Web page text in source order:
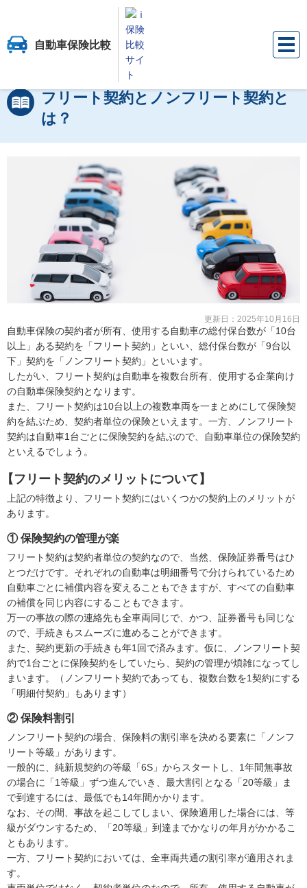
自動車保険比較
保険比較サイト『ｉ保険』 自動車保険比較 法人向け自動車保険のお役立
法人向け自動車保険お役立ち情報
フリート契約とノンフリート契約と
は？
更新日： 2025年10月16日
自動車保険の契約者が所有、使用する自動車の総付保台数が「10台
以上」ある契約を「フリート契約」といい、総付保台数が「9台以
下」契約を「ノンフリート契約」といいます。
したがい、フリート契約は自動車を複数台所有、使用する企業向け
の自動車保険契約となります。
また、フリート契約は10台以上の複数車両を一まとめにして保険契
約を結ぶため、契約者単位の保険といえます。一方、ノンフリート
契約は自動車1台ごとに保険契約を結ぶので、自動車単位の保険契約
といえるでしょう。
【フリート契約のメリットについて】
上記の特徴より、フリート契約にはいくつかの契約上のメリットが
あります。
① 保険契約の管理が楽
フリート契約は契約者単位の契約なので、当然、保険証券番号はひ
とつだけです。それぞれの自動車は明細番号で分けられているため
自動車ごとに補償内容を変えることもできますが、すべての自動車
の補償を同じ内容にすることもできます。
万一の事故の際の連絡先も全車両同じで、かつ、証券番号も同じな
ので、手続きもスムーズに進めることができます。
また、契約更新の手続きも年1回で済みます。仮に、ノンフリート契
約で1台ごとに保険契約をしていたら、契約の管理が煩雑になってし
まいます。（ノンフリート契約であっても、複数台数を1契約にする
「明細付契約」もあります）
② 保険料割引
ノンフリート契約の場合、保険料の割引率を決める要素に「ノンフ
リート等級」があります。
一般的に、純新規契約の等級「6S」からスタートし、1年間無事故
の場合に「1等級」ずつ進んでいき、最大割引となる「20等級」ま
で到達するには、最低でも14年間かかります。
なお、その間、事故を起こしてしまい、保険適用した場合には、等
級がダウンするため、「20等級」到達までかなりの年月がかかるこ
ともあります。
一方、フリート契約においては、全車両共通の割引率が適用されま
す。